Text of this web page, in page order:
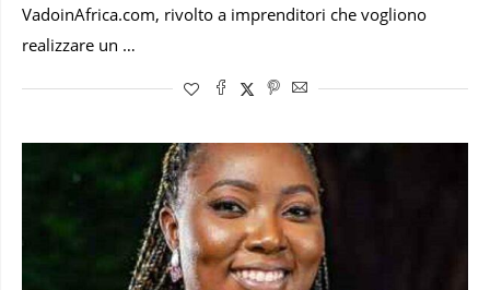
VadoinAfrica.com, rivolto a imprenditori che vogliono
realizzare un …